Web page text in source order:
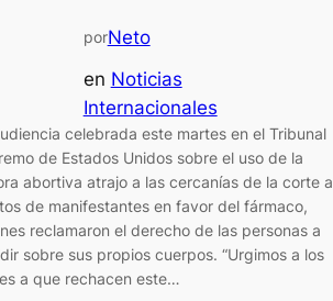
porNeto
en Noticias
Internacionales
celebrada este martes en el Tribunal
de Estados Unidos sobre el uso de la
abortiva atrajo a las cercanías de la corte a
de manifestantes en favor del fármaco,
reclamaron el derecho de las personas a
sobre sus propios cuerpos. “Urgimos a los
a que rechacen este…